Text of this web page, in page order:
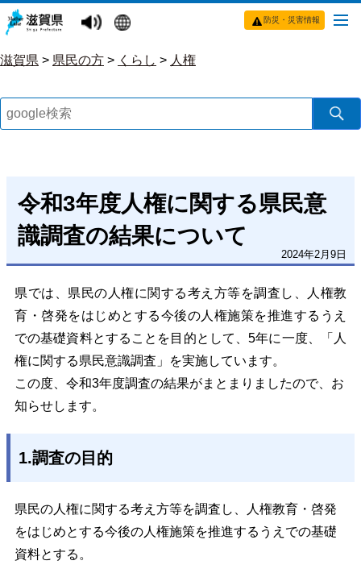
防災・災害情報
滋賀県 > 県民の方 > くらし > 人権
令和3年度人権に関する県民意
識調査の結果について
2024年2月9日
県では、県民の人権に関する考え方等を調査し、人権教
育・啓発をはじめとする今後の人権施策を推進するうえ
での基礎資料とすることを目的として、5年に一度、「人
権に関する県民意識調査」を実施しています。
この度、令和3年度調査の結果がまとまりましたので、お
知らせします。
1.調査の目的
県民の人権に関する考え方等を調査し、人権教育・啓発
をはじめとする今後の人権施策を推進するうえでの基礎
資料とする。